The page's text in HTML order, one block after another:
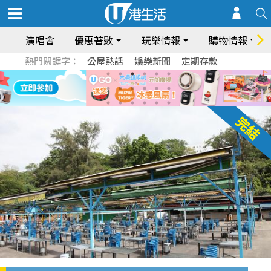
演唱會 優惠著數 玩樂情報 購物情報
熱門關鍵字： 公屋熱話 娛樂新聞 定期存款